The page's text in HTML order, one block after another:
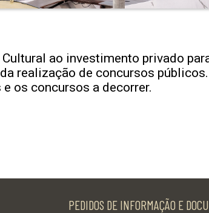
ao investimento privado
realização de concursos
os concursos a decorrer.
PEDIDOS DE INFORMAÇÃO E